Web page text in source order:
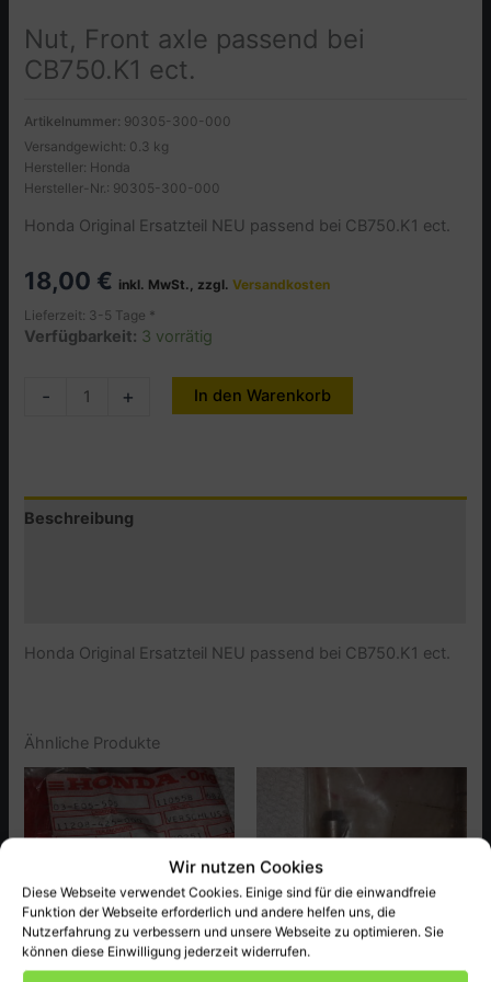
Wir nutzen Cookies
Diese Webseite verwendet Cookies. Einige sind für die einwandfreie
Funktion der Webseite erforderlich und andere helfen uns, die
Nutzerfahrung zu verbessern und unsere Webseite zu optimieren. Sie
können diese Einwilligung jederzeit widerrufen.
Nut, Front axle passend bei
CB750.K1 ect.
Artikelnummer: 90305-300-000
Versandgewicht: 0.3 kg
Hersteller: Honda
Hersteller-Nr.: 90305-300-000
Honda Original Ersatzteil NEU passend bei CB750.K1 ect.
18,00 € inkl. MwSt., zzgl.Versandkosten
Lieferzeit: 3-5 Tage *
Verfügbarkeit: 3 vorrätig
-
bei
CB750.K1
+ In den Warenkorb
Beschreibung
Honda Original Ersatzteil NEU passend bei CB750.K1 ect.
Ähnliche Produkte